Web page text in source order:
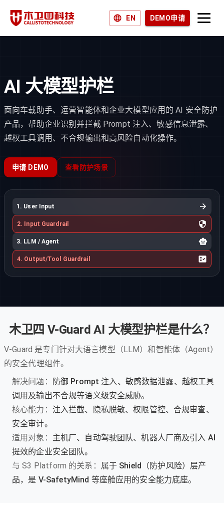
EN
DEMO申请
加入我们
新闻和博客
AI 大模型护栏
面向车载助手、运营智能体和企业大模型应用的 AI 安全防护
产品，帮助企业识别并拦截 Prompt 注入、敏感信息泄露、
越权工具调用、不合规输出和高风险自动化操作。
申请 DEMO 查看防护场景
1. User Input
2. Input Guardrail
3. LLM / Agent
4. Output/Tool Guardrail
木卫四 V-Guard AI 大模型护栏是什么？
V-Guard 是专门针对大语言模型（LLM）和智能体（Agent）
的安全代理组件。
解决问题：
防御 Prompt 注入、敏感数据泄露、越权工具
调用及输出不合规等语义级安全威胁。
核心能力： 注入拦截、隐私脱敏、权限管控、合规审查、
安全审计。
适用对象： 主机厂、自动驾驶团队、机器人厂商及引入 AI
提效的企业安全团队。
与 S3 Platform 的关系： 属于 Shield（防护风险）层产
品，是 V-SafetyMind 等座舱应用的安全能力底座。